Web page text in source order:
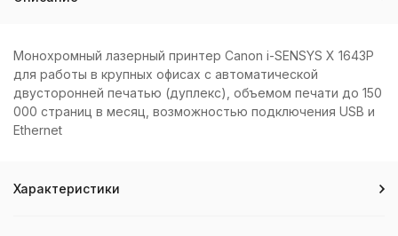
Монохромный лазерный принтер Canon i-SENSYS X 1643P
для работы в крупных офисах с автоматической
двусторонней печатью (дуплекс), объемом печати до 150
000 страниц в месяц, возможностью подключения USB и
Ethernet
Характеристики